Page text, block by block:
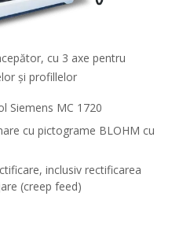
cu 3 axe pentru
și profillelor
Siemens MC 1720
cu pictograme BLOHM cu
inclusiv rectificarea
(creep feed)